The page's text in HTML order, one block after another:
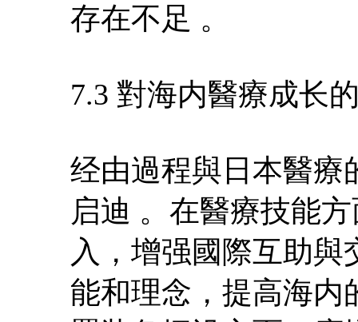
存在不足 。
7.3 對海内醫療成长
经由過程與日本醫療
启迪 。在醫療技能
入，增强國際互助
能和理念，提高海内